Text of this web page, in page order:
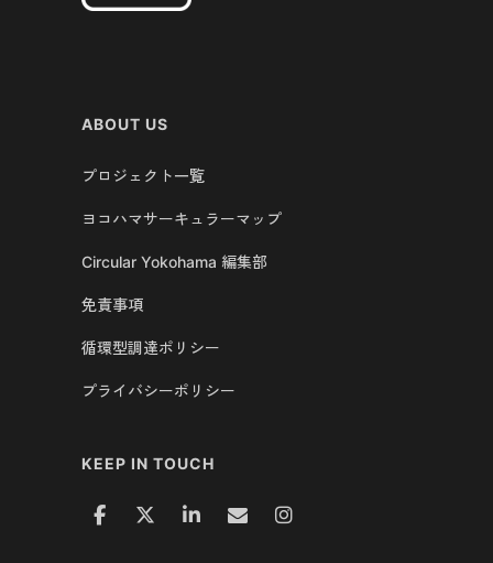
ABOUT US
プロジェクト一覧
ヨコハマサーキュラーマップ
Circular Yokohama 編集部
免責事項
循環型調達ポリシー
プライバシーポリシー
KEEP IN TOUCH